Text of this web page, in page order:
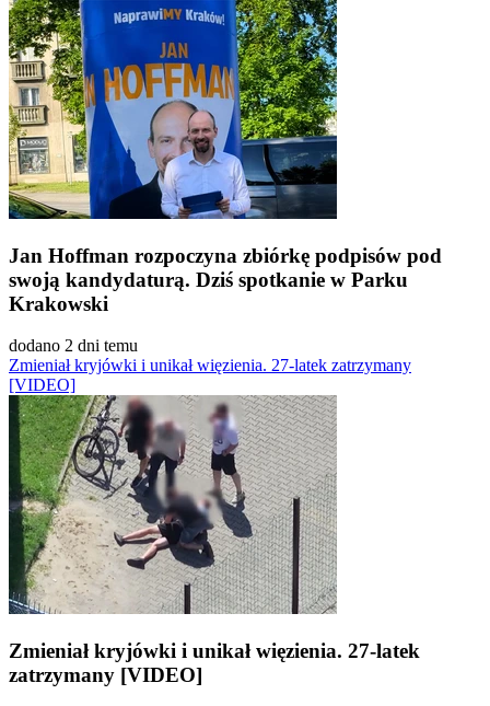
Jan Hoffman rozpoczyna zbiórkę podpisów pod
swoją kandydaturą. Dziś spotkanie w Parku
Krakowski
dodano 2 dni temu
Zmieniał kryjówki i unikał więzienia. 27-latek zatrzymany
[VIDEO]
Zmieniał kryjówki i unikał więzienia. 27-latek
zatrzymany [VIDEO]